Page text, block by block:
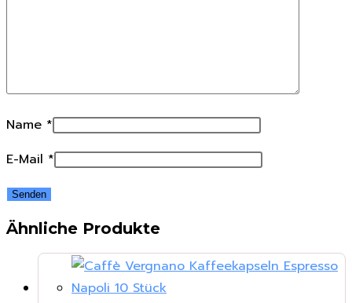
Name *
E-Mail *
Ähnliche Produkte